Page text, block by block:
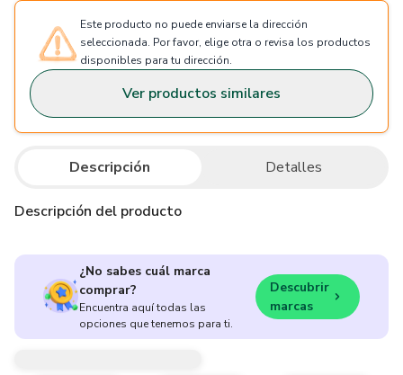
Este producto no puede enviarse la dirección
seleccionada. Por favor, elige otra o revisa los productos
disponibles para tu dirección.
Ver productos similares
Descripción Detalles
Descripción del producto
¿No sabes cuál marca
comprar?
Encuentra aquí todas las
opciones que tenemos para ti.
Descubrir
marcas